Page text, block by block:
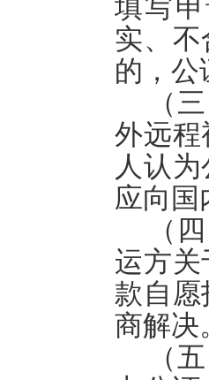
填写
实、
的，公
（
外远程
人认
应向国
（
运方
款自
商解决
（